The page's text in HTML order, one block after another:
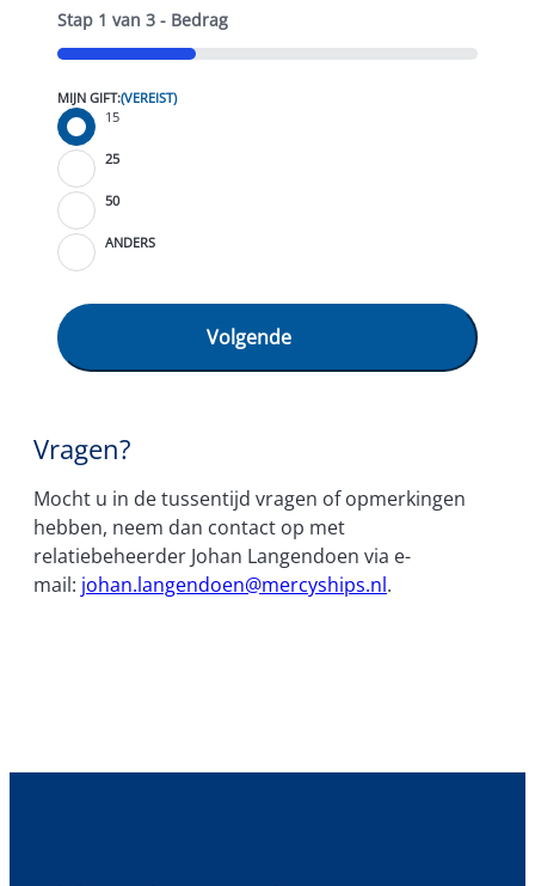
Stap 1 van 3 - Bedrag
33%
MIJN GIFT:(VEREIST)
15
25
50
ANDERS
EENMALIG KEUZEBEDRAG:
PRIJS:
Met 15 euro kunnen we bijvoorbeeld gipsmateriaal
voor de behandeling van klompvoeten aanschaffen.
Vragen?
Mocht u in de tussentijd vragen of opmerkingen
hebben, neem dan contact op met
relatiebeheerder Johan Langendoen via e-
mail: johan.langendoen@mercyships.nl.